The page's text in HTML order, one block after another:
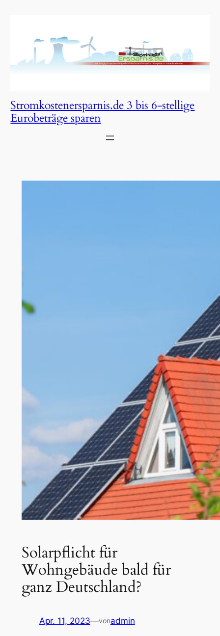
Stromkostenersparnis.de 3 bis 6-stellige
Eurobeträge sparen
Solarpflicht für
Wohngebäude bald für
ganz Deutschland?
Apr. 11, 2023—vonadmin